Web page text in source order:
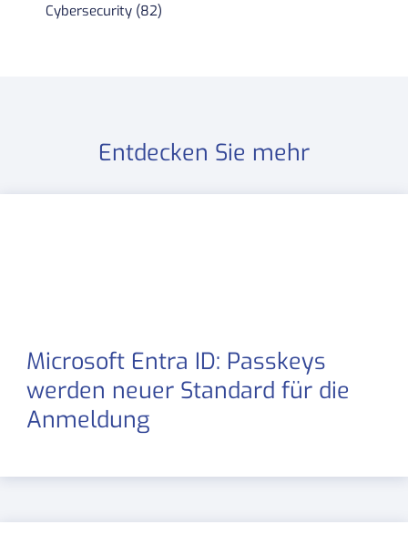
Cybersecurity (82)
Entdecken Sie mehr
Microsoft Entra ID: Passkeys
werden neuer Standard für die
Anmeldung